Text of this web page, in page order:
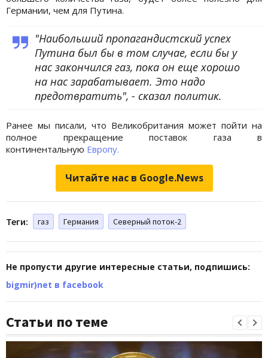
Германии, чем для Путина.
"Наибольший пропагандистский успех
Путина был бы в том случае, если бы у
нас закончился газ, пока он еще хорошо
на нас зарабатывает. Это надо
предотвратить", - сказал политик.
Ранее мы писали, что Великобритания может пойти на
полное прекращение поставок газа в
континентальную Европу.
Читайте нас в Google.News
Теги: газ Германия Северный поток-2
Не пропусти другие интересные статьи, подпишись:
bigmir)net в facebook
Статьи по теме